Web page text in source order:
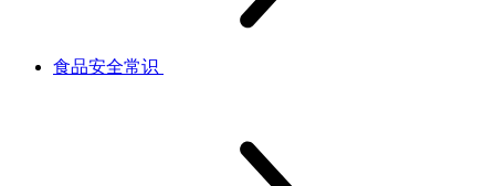
食品安全常识